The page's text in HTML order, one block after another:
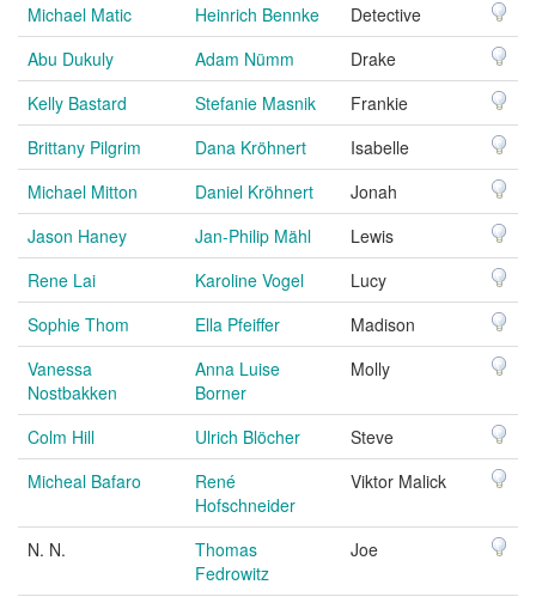
Michael Matic
Heinrich Bennke
Detective
Abu Dukuly
Adam Nümm
Drake
Kelly Bastard
Stefanie Masnik
Frankie
Brittany Pilgrim
Dana Kröhnert
Isabelle
Michael Mitton
Daniel Kröhnert
Jonah
Jason Haney
Jan-Philip Mähl
Lewis
Rene Lai
Karoline Vogel
Lucy
Sophie Thom
Ella Pfeiffer
Madison
Vanessa
Nostbakken
Anna Luise
Borner
Molly
Colm Hill Ulrich Blöcher
Steve
Micheal Bafaro
René
Hofschneider
Viktor Malick
N. N.
Thomas
Fedrowitz
Joe